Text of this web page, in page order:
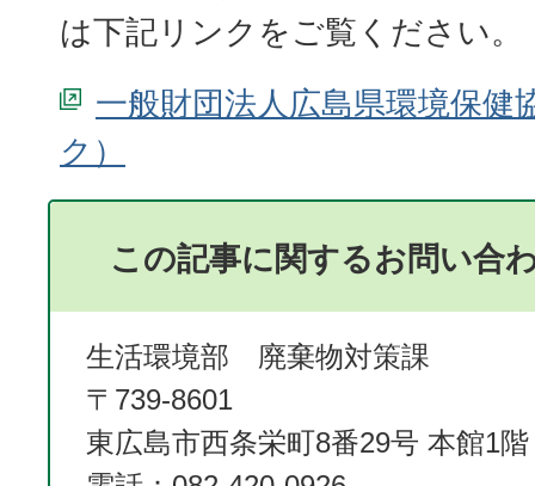
は下記リンクをご覧ください。
一般財団法人広島県環境保健
この記事に関するお問い合
生活環境部 廃棄物対策課
〒739-8601
東広島市西条栄町8番29号 本館1階